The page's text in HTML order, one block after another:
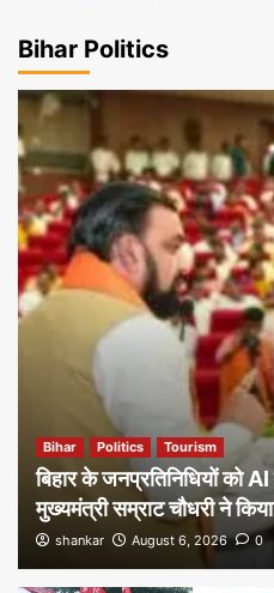
Bihar Politics
Bihar Politics Tourism
बिहार के जनप्रतिनिधियों को
मुख्यमंत्री सम्राट चौधरी ने
shankar August 6, 2026 0